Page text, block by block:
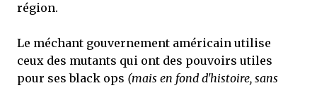
région.
Le méchant gouvernement américain utilise
ceux des mutants qui ont des pouvoirs utiles
pour ses black ops (mais en fond d'histoire, sans